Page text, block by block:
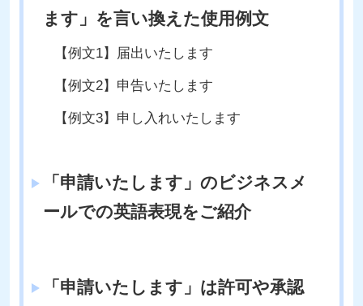
ます」を言い換えた使用例文
【例文1】届出いたします
【例文2】申告いたします
【例文3】申し入れいたします
「申請いたします」のビジネスメ
ールでの英語表現をご紹介
「申請いたします」は許可や承認